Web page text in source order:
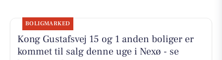
BOLIGMARKED
Kong Gustafsvej 15 og 1 anden boliger er
kommet til salg denne uge i Nexø - se